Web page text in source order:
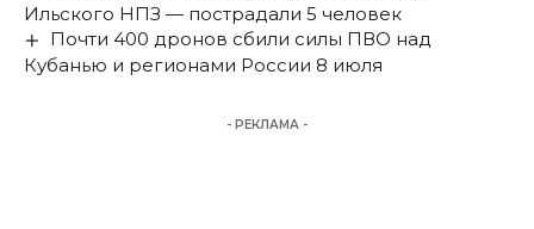
Ильского НПЗ — пострадали 5 человек
Почти 400 дронов сбили силы ПВО над
Кубанью и регионами России 8 июля
- РЕКЛАМА -